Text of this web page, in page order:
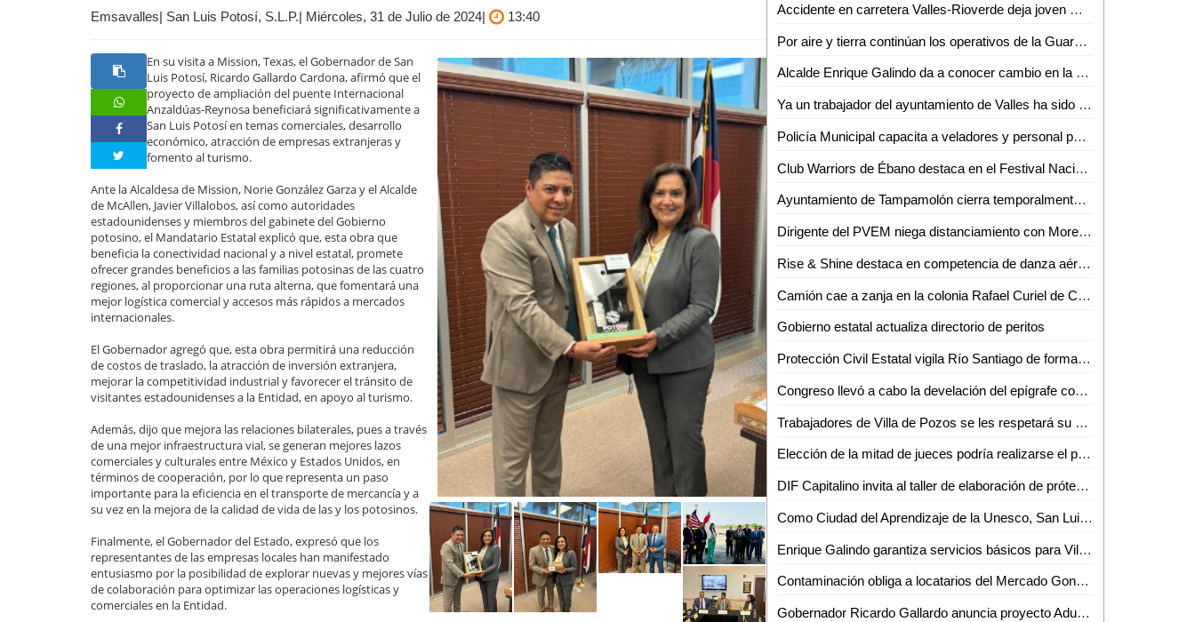
Emsavalles| San Luis Potosí, S.L.P.| Miércoles, 31 de Julio de 2024|
13:40
En su visita a Mission, Texas, el Gobernador de San
Luis Potosí, Ricardo Gallardo Cardona, afirmó que el
proyecto de ampliación del puente Internacional
Anzaldúas-Reynosa beneficiará significativamente a
San Luis Potosí en temas comerciales, desarrollo
económico, atracción de empresas extranjeras y
fomento al turismo.
Ante la Alcaldesa de Mission, Norie González Garza y el Alcalde
de McAllen, Javier Villalobos, así como autoridades
estadounidenses y miembros del gabinete del Gobierno
potosino, el Mandatario Estatal explicó que, esta obra que
beneficia la conectividad nacional y a nivel estatal, promete
ofrecer grandes beneficios a las familias potosinas de las cuatro
regiones, al proporcionar una ruta alterna, que fomentará una
mejor logística comercial y accesos más rápidos a mercados
internacionales.
El Gobernador agregó que, esta obra permitirá una reducción
de costos de traslado, la atracción de inversión extranjera,
mejorar la competitividad industrial y favorecer el tránsito de
visitantes estadounidenses a la Entidad, en apoyo al turismo.
Además, dijo que mejora las relaciones bilaterales, pues a través
de una mejor infraestructura vial, se generan mejores lazos
comerciales y culturales entre México y Estados Unidos, en
términos de cooperación, por lo que representa un paso
importante para la eficiencia en el transporte de mercancía y a
su vez en la mejora de la calidad de vida de las y los potosinos.
Finalmente, el Gobernador del Estado, expresó que los
representantes de las empresas locales han manifestado
entusiasmo por la posibilidad de explorar nuevas y mejores vías
de colaboración para optimizar las operaciones logísticas y
comerciales en la Entidad.
Accidente en carretera Valles-Rioverde deja joven motociclista lesionado
Por aire y tierra continúan los operativos de la Guardia Civil estatal en la zona huasteca
Alcalde Enrique Galindo da a conocer cambio en la Dirección de Obras Públicas del Ayuntamiento
Ya un trabajador del ayuntamiento de Valles ha sido contagiado de dengue
Policía Municipal capacita a veladores y personal policial en Ciudad Valles
Club Warriors de Ébano destaca en el Festival Nacional Infantil y Juvenil de Voleibol León 2024
Ayuntamiento de Tampamolón cierra temporalmente por aumento en los casos de dengue
Dirigente del PVEM niega distanciamiento con Morena y Defiende Alianza
Rise & Shine destaca en competencia de danza aérea en Monterrey
Camión cae a zanja en la colonia Rafael Curiel de Ciudad Valles
Gobierno estatal actualiza directorio de peritos
Protección Civil Estatal vigila Río Santiago de forma preventiva
Congreso llevó a cabo la develación del epígrafe conmemorativo "2024 Bicentenario del Congreso constituyente del estado de San Luis Potosí"
Trabajadores de Villa de Pozos se les respetará su antigüedad
Elección de la mitad de jueces podría realizarse el primer trimestre de 2025: AMLO
DIF Capitalino invita al taller de elaboración de prótesis mamarias
Como Ciudad del Aprendizaje de la Unesco, San Luis Capital fomenta los "Talentos de tu Comunidad"
Enrique Galindo garantiza servicios básicos para Villa de Pozos
Contaminación obliga a locatarios del Mercado Gonzalo N Santos a utilizar agua embotellada
Gobernador Ricardo Gallardo anuncia proyecto Aduanal en Texas para Beneficio de Empresas Potosinas